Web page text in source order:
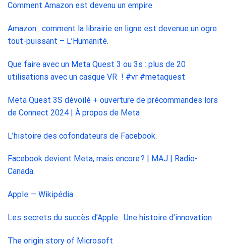
Comment Amazon est devenu un empire
Amazon : comment la librairie en ligne est devenue un ogre
tout-puissant – L’Humanité.
Que faire avec un Meta Quest 3 ou 3s : plus de 20
utilisations avec un casque VR ! #vr #metaquest
Meta Quest 3S dévoilé + ouverture de précommandes lors
de Connect 2024 | À propos de Meta
L’histoire des cofondateurs de Facebook.
Facebook devient Meta, mais encore ? | MAJ | Radio-
Canada.
Apple — Wikipédia
Les secrets du succès d’Apple : Une histoire d’innovation
The origin story of Microsoft